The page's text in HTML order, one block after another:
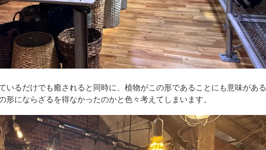
いるだけでも癒されると同時に、植物がこの形であることにも意味がある
形にならざるを得なかったのかと色々考えてしまいます。